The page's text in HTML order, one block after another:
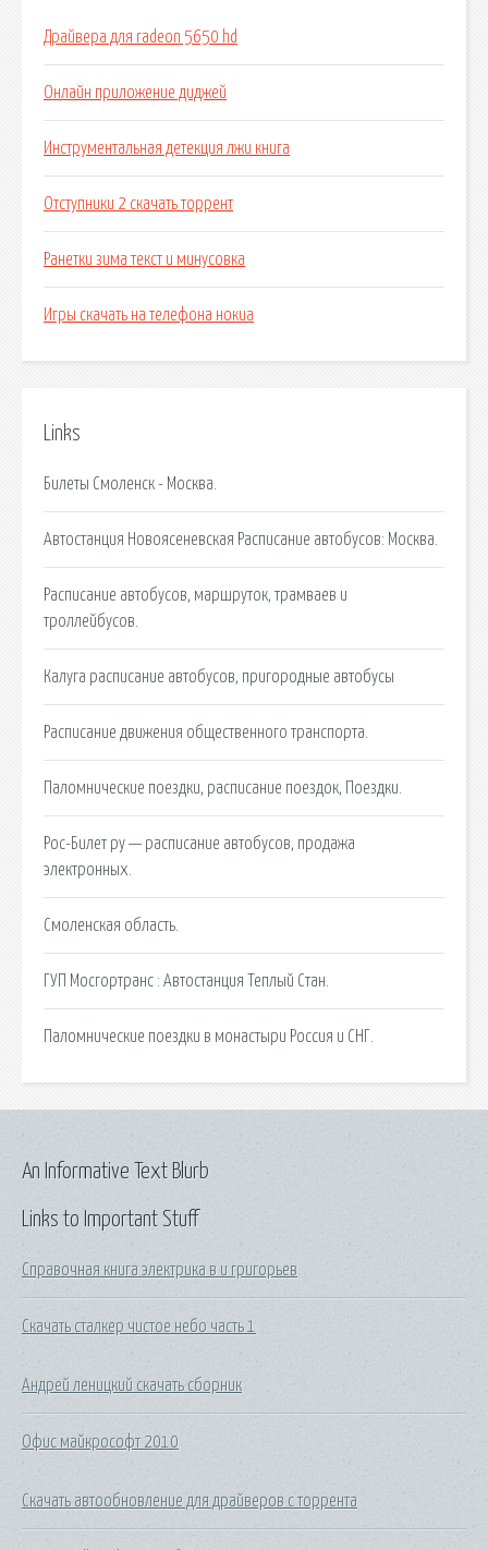
Драйвера для radeon 5650 hd
Онлайн приложение диджей
Инструментальная детекция лжи книга
Отступники 2 скачать торрент
Ранетки зима текст и минусовка
Игры скачать на телефона нокиа
Links
Билеты Смоленск - Москва.
Автостанция Новоясеневская Расписание автобусов: Москва.
Расписание автобусов, маршруток, трамваев и
троллейбусов.
Калуга расписание автобусов, пригородные автобусы
Расписание движения общественного транспорта.
Паломнические поездки, расписание поездок, Поездки.
Рос-Билет ру — расписание автобусов, продажа
электронных.
Смоленская область.
ГУП Мосгортранс : Автостанция Теплый Стан.
Паломнические поездки в монастыри Россия и СНГ.
Links to Important Stuff
Справочная книга электрика в и григорьев
Скачать сталкер чистое небо часть 1
Андрей леницкий скачать сборник
Офис майкрософт 2010
Скачать автообновление для драйверов с торрента
An Informative Text Blurb